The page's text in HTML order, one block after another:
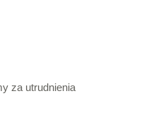
za utrudnienia